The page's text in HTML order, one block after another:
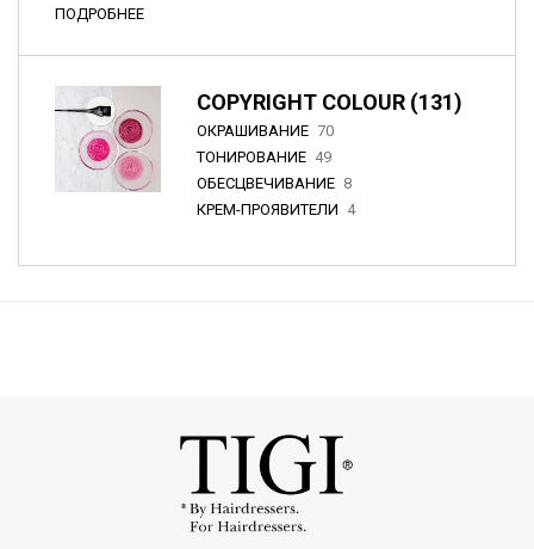
ПОДРОБНЕЕ
COPYRIGHT COLOUR (131)
ОКРАШИВАНИЕ 70
ТОНИРОВАНИЕ 49
ОБЕСЦВЕЧИВАНИЕ 8
КРЕМ-ПРОЯВИТЕЛИ 4